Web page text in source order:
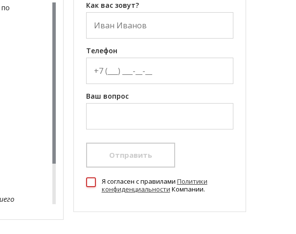
Как вас зовут?
Телефон
Ваш вопрос
Отправить
Я согласен c правилами Политики
конфиденциальности Компании.